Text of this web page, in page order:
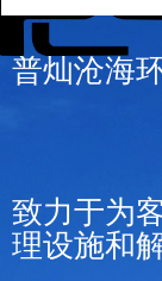
普灿沧海
致力于为
理设施和